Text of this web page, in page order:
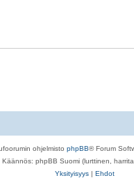
ohjelmisto phpBB® Forum
Käännös: phpBB Suomi (lurttinen,
Yksityisyys | Ehdot